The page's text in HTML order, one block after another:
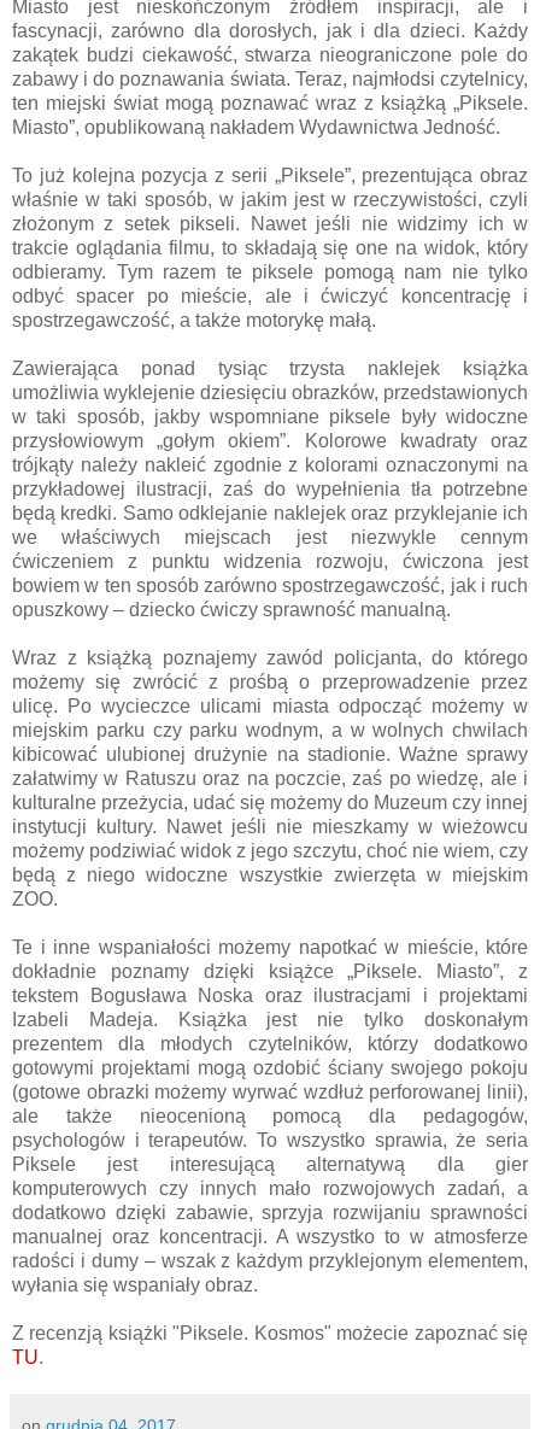
Miasto jest nieskończonym źródłem inspiracji, ale i
fascynacji, zarówno dla dorosłych, jak i dla dzieci. Każdy
zakątek budzi ciekawość, stwarza nieograniczone pole do
zabawy i do poznawania świata. Teraz, najmłodsi czytelnicy,
ten miejski świat mogą poznawać wraz z książką „Piksele.
Miasto”, opublikowaną nakładem Wydawnictwa Jedność.
To już kolejna pozycja z serii „Piksele”, prezentująca obraz
właśnie w taki sposób, w jakim jest w rzeczywistości, czyli
złożonym z setek pikseli. Nawet jeśli nie widzimy ich w
trakcie oglądania filmu, to składają się one na widok, który
odbieramy. Tym razem te piksele pomogą nam nie tylko
odbyć spacer po mieście, ale i ćwiczyć koncentrację i
spostrzegawczość, a także motorykę małą.
Zawierająca ponad tysiąc trzysta naklejek książka
umożliwia wyklejenie dziesięciu obrazków, przedstawionych
w taki sposób, jakby wspomniane piksele były widoczne
przysłowiowym „gołym okiem”. Kolorowe kwadraty oraz
trójkąty należy nakleić zgodnie z kolorami oznaczonymi na
przykładowej ilustracji, zaś do wypełnienia tła potrzebne
będą kredki. Samo odklejanie naklejek oraz przyklejanie ich
we właściwych miejscach jest niezwykle cennym
ćwiczeniem z punktu widzenia rozwoju, ćwiczona jest
bowiem w ten sposób zarówno spostrzegawczość, jak i ruch
opuszkowy – dziecko ćwiczy sprawność manualną.
Wraz z książką poznajemy zawód policjanta, do którego
możemy się zwrócić z prośbą o przeprowadzenie przez
ulicę. Po wycieczce ulicami miasta odpocząć możemy w
miejskim parku czy parku wodnym, a w wolnych chwilach
kibicować ulubionej drużynie na stadionie. Ważne sprawy
załatwimy w Ratuszu oraz na poczcie, zaś po wiedzę, ale i
kulturalne przeżycia, udać się możemy do Muzeum czy innej
instytucji kultury. Nawet jeśli nie mieszkamy w wieżowcu
możemy podziwiać widok z jego szczytu, choć nie wiem, czy
będą z niego widoczne wszystkie zwierzęta w miejskim
ZOO.
Te i inne wspaniałości możemy napotkać w mieście, które
dokładnie poznamy dzięki książce „Piksele. Miasto”, z
tekstem Bogusława Noska oraz ilustracjami i projektami
Izabeli Madeja. Książka jest nie tylko doskonałym
prezentem dla młodych czytelników, którzy dodatkowo
gotowymi projektami mogą ozdobić ściany swojego pokoju
(gotowe obrazki możemy wyrwać wzdłuż perforowanej linii),
ale także nieocenioną pomocą dla pedagogów,
psychologów i terapeutów. To wszystko sprawia, że seria
Piksele jest interesującą alternatywą dla gier
komputerowych czy innych mało rozwojowych zadań, a
dodatkowo dzięki zabawie, sprzyja rozwijaniu sprawności
manualnej oraz koncentracji. A wszystko to w atmosferze
radości i dumy – wszak z każdym przyklejonym elementem,
wyłania się wspaniały obraz.
Z recenzją książki "Piksele. Kosmos" możecie zapoznać się
TU.
on grudnia 04, 2017